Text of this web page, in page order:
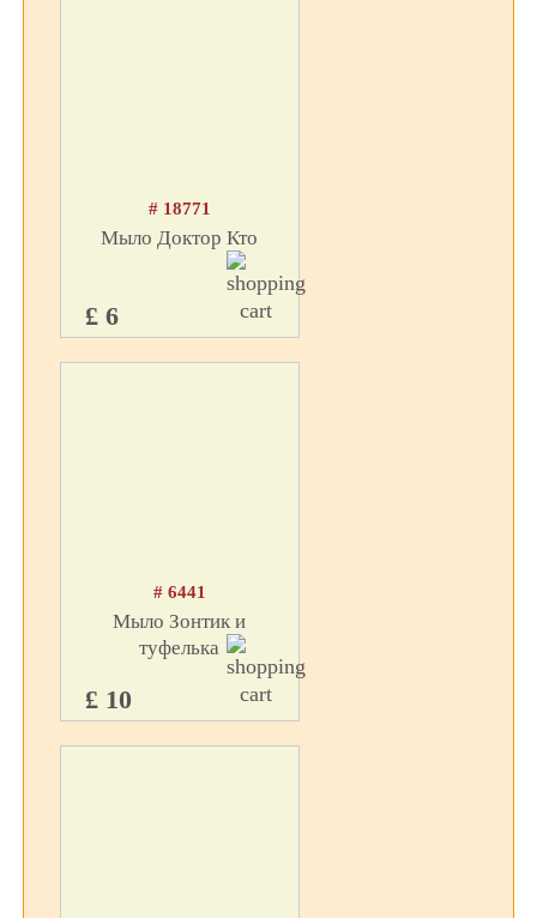
# 18771
Мыло Доктор Кто
£ 6
# 6441
Мыло Зонтик и
туфелька
£ 10